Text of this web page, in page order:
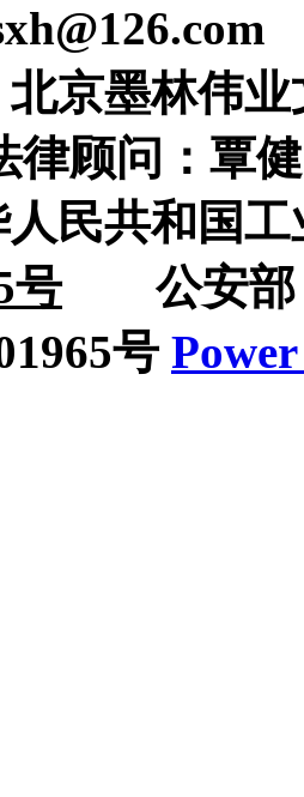
京墨林伟
律顾问：覃健
民共和国
号公安部：
号